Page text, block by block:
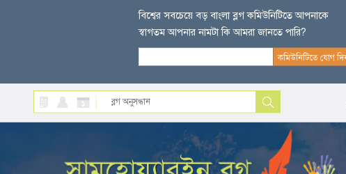
বিশ্বের সবচেয়ে বড় বাংলা ব্লগ কমিউনিটিতে আপনাকে
স্বাগতম আপনার নামটা কি আমরা জানতে পারি?